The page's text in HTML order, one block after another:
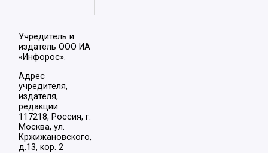
Учредитель и
издатель ООО ИА
«Инфорос».
Адрес
учредителя,
издателя,
редакции:
117218, Россия, г.
Москва, ул.
Кржижановского,
д.13, кор. 2